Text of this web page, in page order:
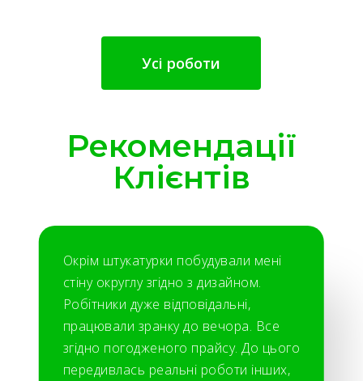
Усі роботи
Рекомендації
Клієнтів
Окрім штукатурки побудували мені
стіну округлу згідно з дизайном.
Робітники дуже відповідальні,
працювали зранку до вечора. Все
згідно погодженого прайсу. До цього
передивлась реальні роботи інших,